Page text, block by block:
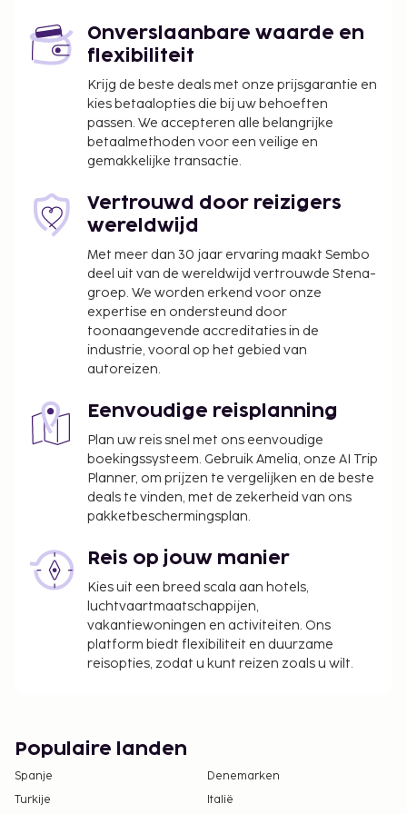
Enkele van de voorzieningen zijn een
businesscentrum, een snelle incheckservice en een
stomerij/wasserijservice. Een conferentiecentrum
en vergaderruimtes zijn enkele van de
evenementfaciliteiten in dit hotel. Je kunt tegen
betaling gebruikmaken van een shuttleservice
van/naar de luchthaven en ter plaatse heb je gratis
massages, lichaamsbehandelingen en
gezichtsbehandelingen wanneer je de volledig
privéstrand of geniet van andere recreatieve
voorzieningen zoals een buitenzwembad en een
binnenzwembad. Andere kenmerken van dit hotel
zijn gratis wifi, conciërgeservices en een kapsalon.
Ga iets eten bij Amvrosia Main Restaurant, een van
de 3 restaurants van dit hotel, of blijf lekker binnen
Sluit je dag af met een drankje in een bar/lounge,
een strandbar of een poolbar. Dagelijks kun je
tegen betaling genieten van een lekker
ontbijtbuffet, dat geserveerd wordt van 07.30 uur
tot 10.30 uur. De volgende voorzieningen zijn in
november, december, januari, februari en maart
gesloten:
De bar/lounge
Het strand
Het businesscentrum
Één of meerdere eetgelegenheden
De fitnessfaciliteiten
De spa
De volgende kosten dienen bij de accommodatie te
Onverslaanbare waarde en
flexibiliteit
Krijg de beste deals met onze prijsgarantie en
kies betaalopties die bij uw behoeften
passen. We accepteren alle belangrijke
betaalmethoden voor een veilige en
gemakkelijke transactie.
Vertrouwd door reizigers
wereldwijd
Met meer dan 30 jaar ervaring maakt Sembo
deel uit van de wereldwijd vertrouwde Stena-
groep. We worden erkend voor onze
expertise en ondersteund door
toonaangevende accreditaties in de
industrie, vooral op het gebied van
autoreizen.
Eenvoudige reisplanning
Plan uw reis snel met ons eenvoudige
boekingssysteem. Gebruik Amelia, onze AI Trip
Planner, om prijzen te vergelijken en de beste
deals te vinden, met de zekerheid van ons
pakketbeschermingsplan.
Reis op jouw manier
Kies uit een breed scala aan hotels,
luchtvaartmaatschappijen,
vakantiewoningen en activiteiten. Ons
platform biedt flexibiliteit en duurzame
reisopties, zodat u kunt reizen zoals u wilt.
Populaire landen
Spanje
Denemarken
Turkije
Italië